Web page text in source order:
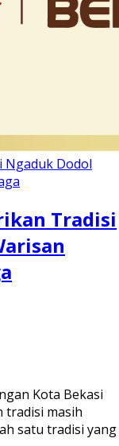
Tradisi
Kota Bekasi
tradisi masih
satu tradisi yang